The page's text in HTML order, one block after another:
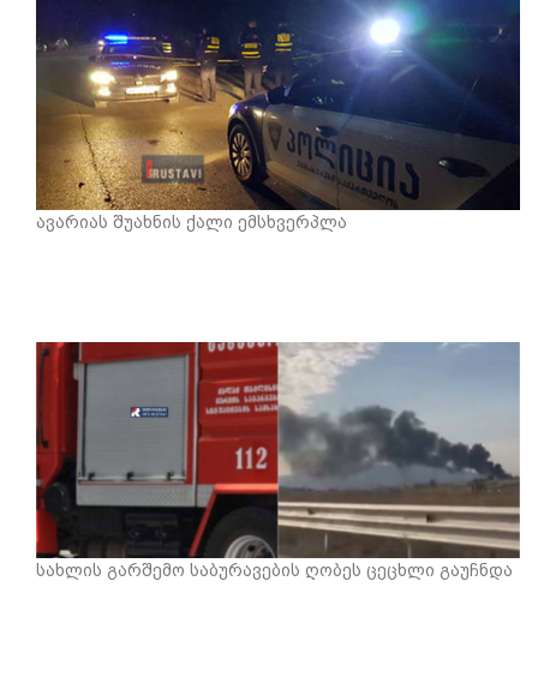
ავარიას შუახნის ქალი ემსხვერპლა
სახლის გარშემო საბურავების ღობეს ცეცხლი გაუჩნდა